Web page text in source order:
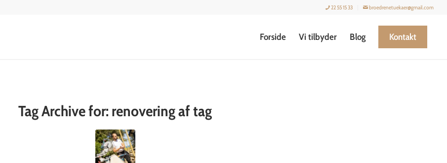
22 55 15 33 broedrenetuekaer@gmail.com
Forside Vi tilbyder Blog Kontakt
Tag Archive for: renovering af tag